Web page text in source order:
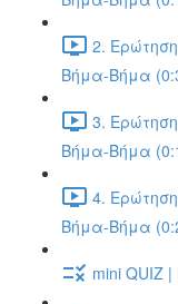
2.
Βήμα-Βήμα
3.
Βήμα-Βήμα
4.
Βήμα-Βήμα
mini QUIZ